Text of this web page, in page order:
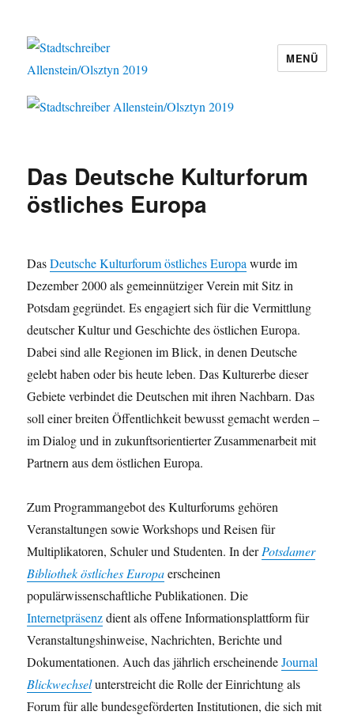
Stadtschreiber Allenstein/Olsztyn
MENÜ
Das Deutsche Kulturforum
östliches Europa
DasDeutsche Kulturforum östliches Europawurde im
Dezember 2000 als gemeinnütziger Verein mit Sitz in
Potsdam gegründet. Es engagiert sich für die Vermittlung
deutscher Kultur und Geschichte des östlichen Europa.
Dabei sind alle Regionen im Blick, in denen Deutsche
gelebt haben oder bis heute leben. Das Kulturerbe dieser
Gebiete verbindet die Deutschen mit ihren Nachbarn. Das
soll einer breiten Öffentlichkeit bewusst gemacht werden –
im Dialog und in zukunftsorientierter Zusammenarbeit mit
Partnern aus dem östlichen Europa.
Zum Programmangebot des Kulturforums gehören
Veranstaltungen sowie Workshops und Reisen für
Multiplikatoren, Schuler und Studenten. In derPotsdamer
Bibliothek östliches Europaerscheinen
populärwissenschaftliche Publikationen. Die
Internetpräsenzdient als offene Informationsplattform für
Veranstaltungshinweise, Nachrichten, Berichte und
Dokumentationen. Auch das jährlich erscheinendeJournal
Blickwechselunterstreicht die Rolle der Einrichtung als
Forum für alle bundesgeförderten Institutionen, die sich mit